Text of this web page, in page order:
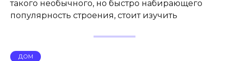
такого необычного, но быстро набирающего
популярность строения, стоит изучить
ДОМ